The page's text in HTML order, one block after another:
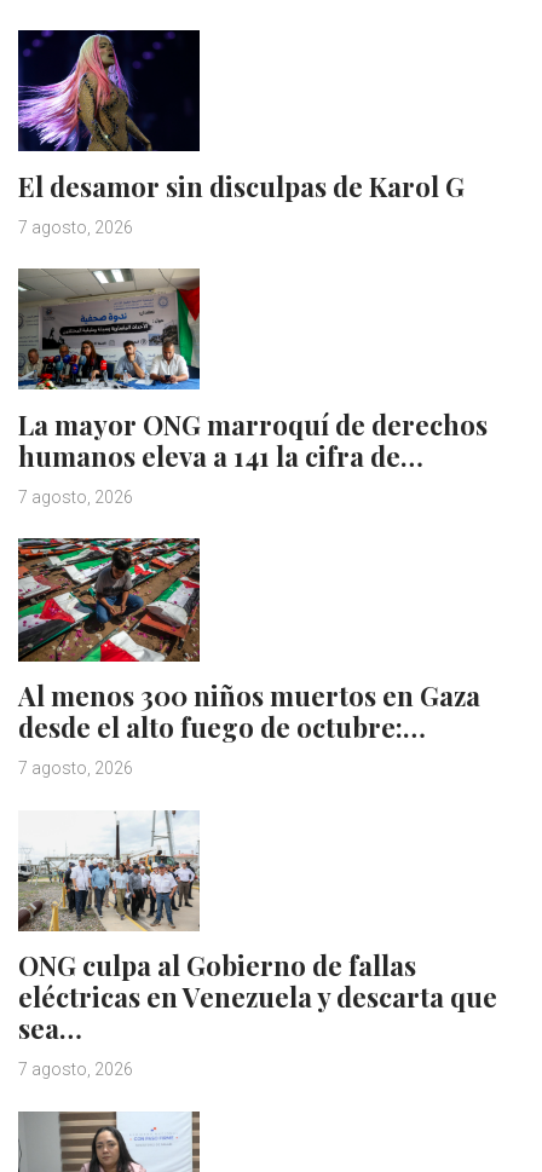
El desamor sin disculpas de Karol G
7 agosto, 2026
La mayor ONG marroquí de derechos
humanos eleva a 141 la cifra de…
7 agosto, 2026
Al menos 300 niños muertos en Gaza
desde el alto fuego de octubre:…
7 agosto, 2026
ONG culpa al Gobierno de fallas
eléctricas en Venezuela y descarta que
sea…
7 agosto, 2026